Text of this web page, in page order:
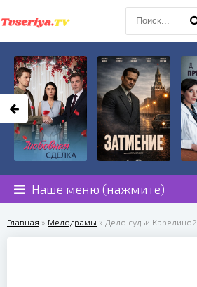
Наше меню (нажмите)
Главная » Мелодрамы » Дело судьи Карелиной